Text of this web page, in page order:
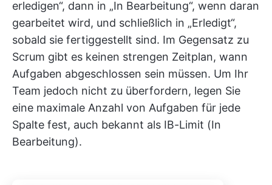
erledigen“, dann in „In Bearbeitung“, wenn daran
gearbeitet wird, und schließlich in „Erledigt“,
sobald sie fertiggestellt sind. Im Gegensatz zu
Scrum gibt es keinen strengen Zeitplan, wann
Aufgaben abgeschlossen sein müssen. Um Ihr
Team jedoch nicht zu überfordern, legen Sie
eine maximale Anzahl von Aufgaben für jede
Spalte fest, auch bekannt als IB-Limit (In
Bearbeitung).